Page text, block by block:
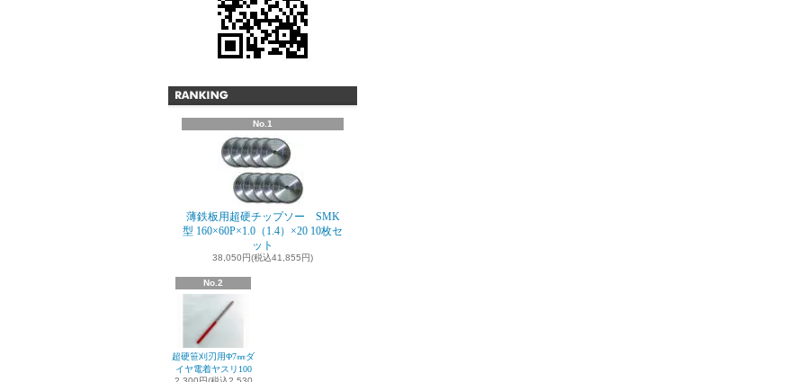
No.1
薄鉄板用超硬チップソー SMK
型 160×60P×1.0（1.4）×20 10枚セ
ット
38,050円(税込41,855円)
No.2
超硬笹刈刃用Φ7㎜ダ
イヤ電着ヤスリ100